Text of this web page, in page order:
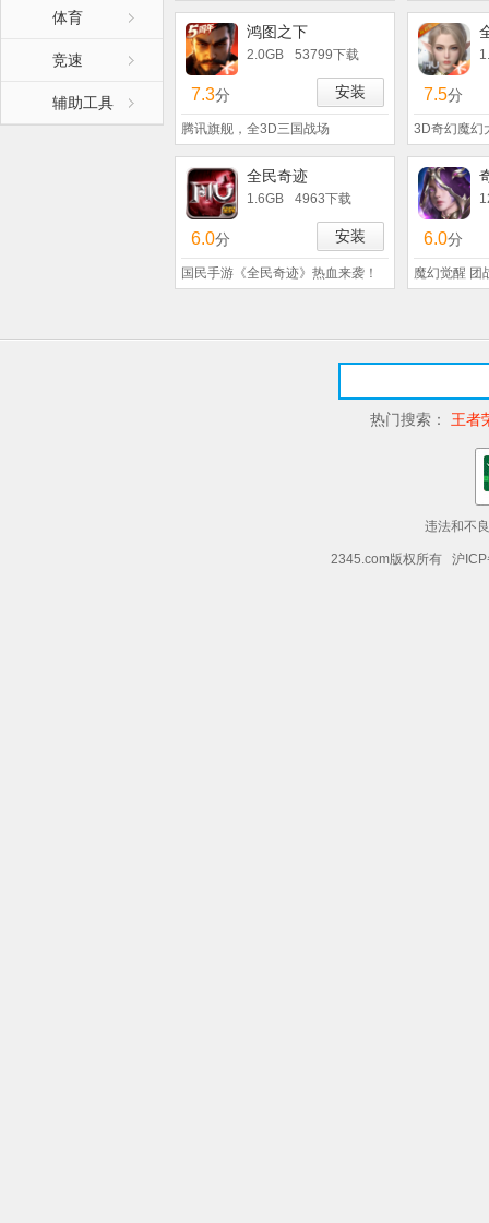
体育
竞速
辅助工具
鸿图之下
2.0GB 53799下载
7.3分 安装
腾讯旗舰，全3D三国战场
7.5分
3D奇幻魔幻
全民奇迹
1.6GB 4963下载
6.0分 安装
国民手游《全民奇迹》热血来袭！
6.0分
魔幻觉醒 团
热门搜索： 王者
违法和不
2345.com版权所有 沪